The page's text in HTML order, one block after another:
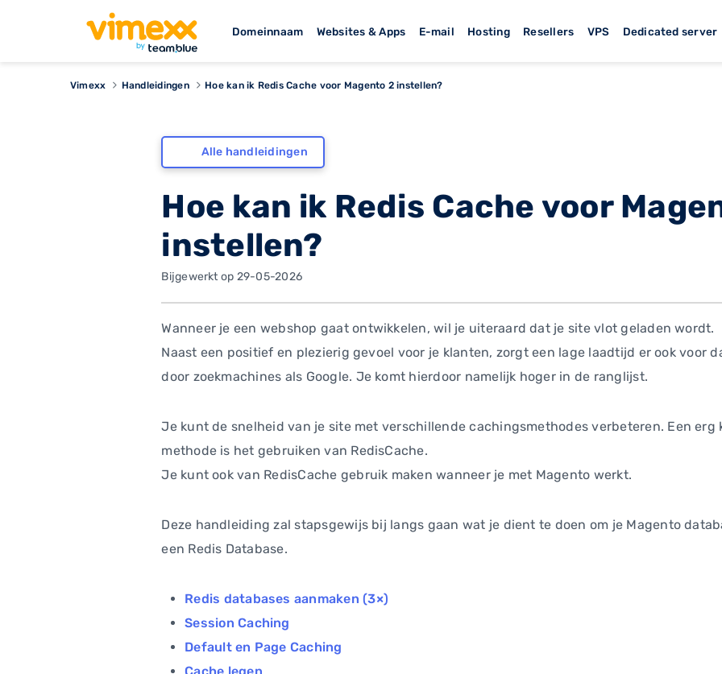
Domeinnaam Websites & Apps E-mail Hosting Resellers VPS Dedicated server
Vimexx Handleidingen Hoe kan ik Redis Cache voor Magento 2 instellen?
Alle handleidingen
Hoe kan ik Redis Cache voor
instellen?
Bijgewerkt op 29-05-2026
Wanneer je een webshop gaat ontwikkelen, wil je uiteraard dat je site vlot geladen wordt.
Naast een positief en plezierig gevoel voor je klanten, zorgt een lage laadtijd er ook voor
door zoekmachines als Google. Je komt hierdoor namelijk hoger in de ranglijst.
Je kunt de snelheid van je site met verschillende cachingsmethodes verbeteren. Een
methode is het gebruiken van RedisCache.
Je kunt ook van RedisCache gebruik maken wanneer je met Magento werkt.
Deze handleiding zal stapsgewijs bij langs gaan wat je dient te doen om je Magento
een Redis Database.
Redis databases aanmaken (3×)
Session Caching
Default en Page Caching